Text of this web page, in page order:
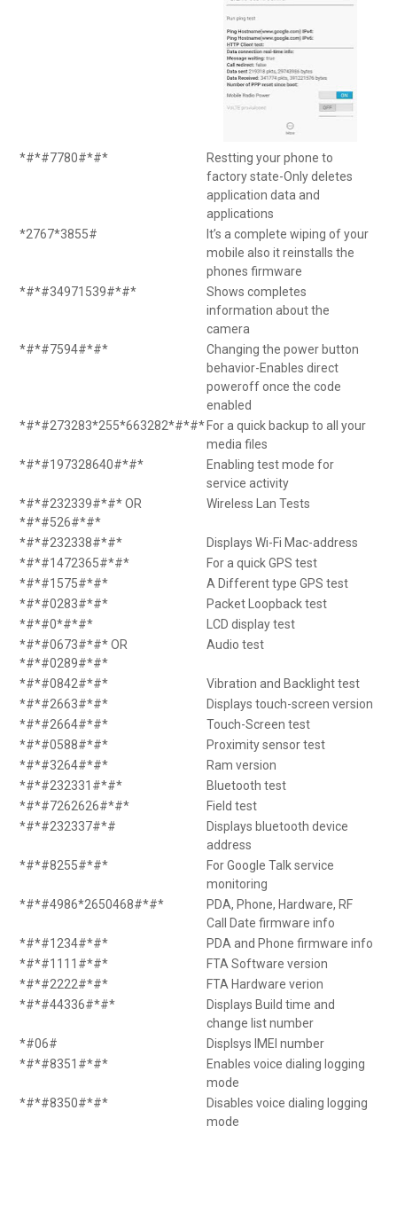
*#*#7780#*#*
Restting your phone to
factory state-Only deletes
application data and
applications
*2767*3855#
It’s a complete wiping of your
mobile also it reinstalls the
phones firmware
*#*#34971539#*#*
Shows completes
information about the
camera
*#*#7594#*#*
Changing the power button
behavior-Enables direct
poweroff once the code
enabled
*#*#273283*255*663282*#*#* For a quick backup to all your
media files
*#*#197328640#*#*
Enabling test mode for
service activity
*#*#232339#*#* OR
*#*#526#*#*
Wireless Lan Tests
*#*#232338#*#*
Displays Wi-Fi Mac-address
*#*#1472365#*#*
For a quick GPS test
*#*#1575#*#*
A Different type GPS test
*#*#0283#*#*
Packet Loopback test
*#*#0*#*#*
LCD display test
*#*#0673#*#* OR
*#*#0289#*#*
Audio test
*#*#0842#*#*
Vibration and Backlight test
*#*#2663#*#*
Displays touch-screen version
*#*#2664#*#*
Touch-Screen test
*#*#0588#*#*
Proximity sensor test
*#*#3264#*#*
Ram version
*#*#232331#*#*
Bluetooth test
*#*#7262626#*#*
Field test
*#*#232337#*#
Displays bluetooth device
address
*#*#8255#*#*
For Google Talk service
monitoring
*#*#4986*2650468#*#*
PDA, Phone, Hardware, RF
Call Date firmware info
*#*#1234#*#*
PDA and Phone firmware info
*#*#1111#*#*
FTA Software version
*#*#2222#*#*
FTA Hardware verion
*#*#44336#*#*
Displays Build time and
change list number
*#06#
Displsys IMEI number
*#*#8351#*#*
Enables voice dialing logging
mode
*#*#8350#*#*
Disables voice dialing logging
mode